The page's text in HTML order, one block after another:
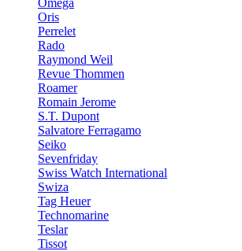
Omega
Oris
Perrelet
Rado
Raymond Weil
Revue Thommen
Roamer
Romain Jerome
S.T. Dupont
Salvatore Ferragamo
Seiko
Sevenfriday
Swiss Watch International
Swiza
Tag Heuer
Technomarine
Teslar
Tissot